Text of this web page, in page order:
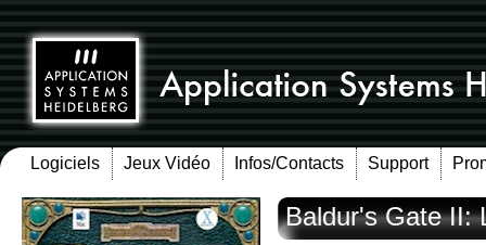
Logiciels Jeux Vidéo Infos/Contacts Support
Baldur's Gate II: